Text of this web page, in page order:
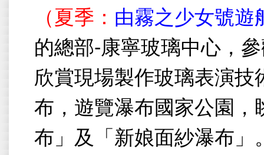
（夏季： 由霧之少女號遊
的總部-康寧玻璃中心，
欣賞現場製作玻璃表演
布，遊覽瀑布國家公園，
布」及「新娘面紗瀑布」